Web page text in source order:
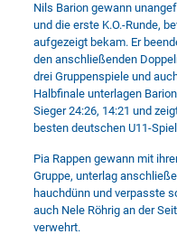
Nils Barion gewann
und die erste K.O.-Runde,
aufgezeigt bekam. Er
den anschließenden
drei Gruppenspiele und
Halbfinale unterlagen
Sieger 24:26, 14:21 und
besten deutschen U11-
Pia Rappen gewann mit
Gruppe, unterlag
hauchdünn und verpasste
auch Nele Röhrig an der
verwehrt.